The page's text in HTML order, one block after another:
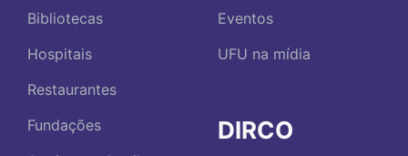
Bibliotecas
Hospitais
Restaurantes
Fundações
Eventos
UFU na mídia
DIRCO